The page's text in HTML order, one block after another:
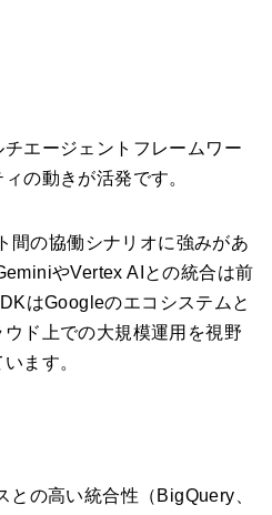
エージェントフレームワー
の動きが活発です。
間の協働シナリオに強みがあ
やVertex AIとの統合は前
はGoogleのエコシステムと
ド上での大規模運用を視野
ます。
の高い統合性（BigQuery、